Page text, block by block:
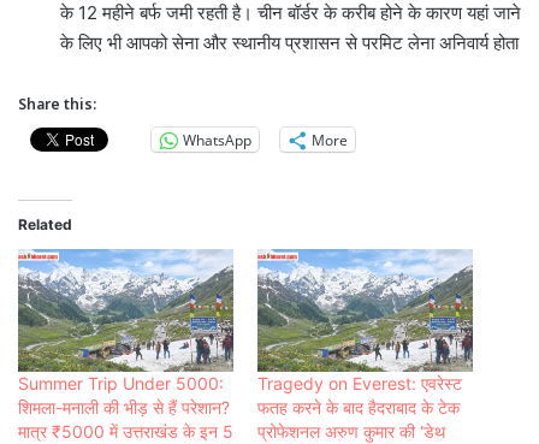
के 12 महीने बर्फ जमी रहती है। चीन बॉर्डर के करीब होने के कारण यहां जाने
के लिए भी आपको सेना और स्थानीय प्रशासन से परमिट लेना अनिवार्य होता
Share this:
WhatsApp
More
Related
Summer Trip Under 5000:
शिमला-मनाली की भीड़ से हैं परेशान?
मात्र ₹5000 में उत्तराखंड के इन 5
Tragedy on Everest: एवरेस्ट
फतह करने के बाद हैदराबाद के टेक
प्रोफेशनल अरुण कुमार की ‘डेथ